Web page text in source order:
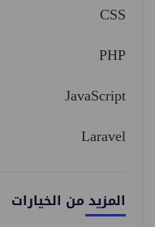
CSS
PHP
JavaScript
Laravel
المزيد من الخيارات